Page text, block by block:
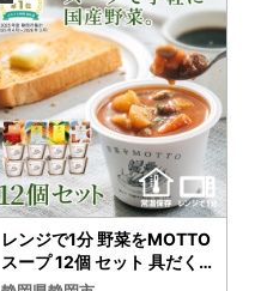
レンジで1分 野菜をMOTTO
スープ 12個 セット 具だく
さんスープ 朝食 惣菜 国産